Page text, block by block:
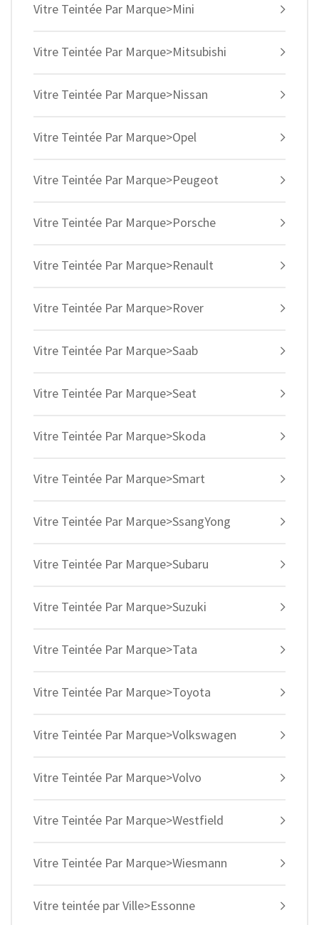
Vitre Teintée Par Marque>Mini
Vitre Teintée Par Marque>Mitsubishi
Vitre Teintée Par Marque>Nissan
Vitre Teintée Par Marque>Opel
Vitre Teintée Par Marque>Peugeot
Vitre Teintée Par Marque>Porsche
Vitre Teintée Par Marque>Renault
Vitre Teintée Par Marque>Rover
Vitre Teintée Par Marque>Saab
Vitre Teintée Par Marque>Seat
Vitre Teintée Par Marque>Skoda
Vitre Teintée Par Marque>Smart
Vitre Teintée Par Marque>SsangYong
Vitre Teintée Par Marque>Subaru
Vitre Teintée Par Marque>Suzuki
Vitre Teintée Par Marque>Tata
Vitre Teintée Par Marque>Toyota
Vitre Teintée Par Marque>Volkswagen
Vitre Teintée Par Marque>Volvo
Vitre Teintée Par Marque>Westfield
Vitre Teintée Par Marque>Wiesmann
Vitre teintée par Ville>Essonne